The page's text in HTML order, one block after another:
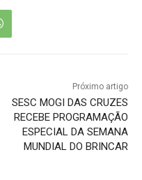
Próximo artigo
SESC MOGI DAS CRUZES
RECEBE PROGRAMAÇÃO
ESPECIAL DA SEMANA
MUNDIAL DO BRINCAR